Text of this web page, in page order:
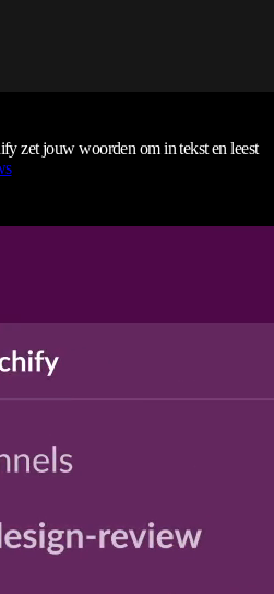
zet jouw woorden om in tekst en leest